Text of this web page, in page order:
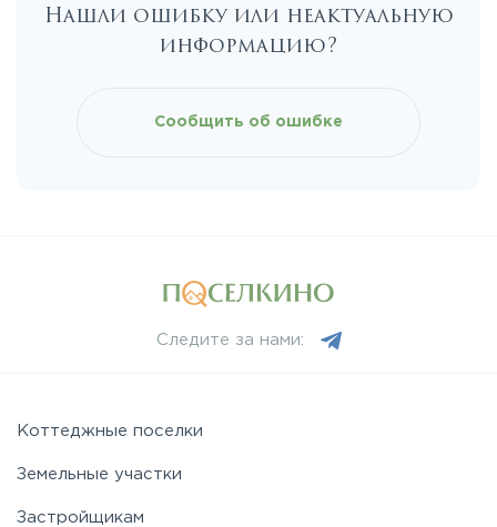
Нашли ошибку или неактуальную
информацию?
Сообщить об ошибке
Следите за нами:
Коттеджные поселки
Земельные участки
Застройщикам